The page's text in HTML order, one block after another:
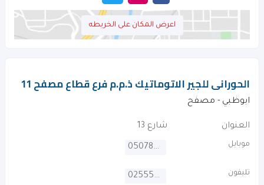
اعرض المكان على الخريطه
الحورانى للجير الاتوماتيك ذ.م.م فرع قطاع مصفح 11
ابوظبي - مصفح
العنوان شارع 13
موبايل 0507872774
تليفون 025557669